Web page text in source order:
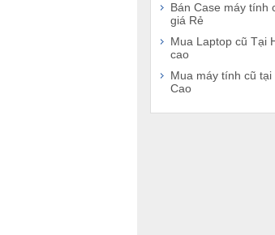
Bán Case máy tính
giá Rẻ
Mua Laptop cũ Tại
cao
Mua máy tính cũ tại
Cao